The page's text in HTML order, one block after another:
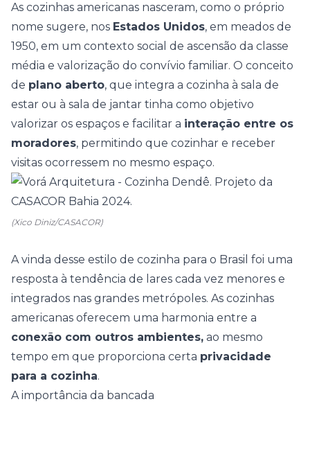
As cozinhas americanas nasceram, como o próprio
nome sugere, nos Estados Unidos, em meados de
1950, em um contexto social de ascensão da classe
média e valorização do convívio familiar. O conceito
de plano aberto, que integra a cozinha à sala de
estar ou à sala de jantar tinha como objetivo
valorizar os espaços e facilitar a interação entre os
moradores, permitindo que cozinhar e receber
visitas ocorressem no mesmo espaço.
(Xico Diniz/CASACOR)
A vinda desse estilo de cozinha para o Brasil foi uma
resposta à tendência de lares cada vez menores e
integrados nas grandes metrópoles. As cozinhas
americanas oferecem uma harmonia entre a
conexão com outros ambientes, ao mesmo
tempo em que proporciona certa privacidade
para a cozinha.
A importância da bancada